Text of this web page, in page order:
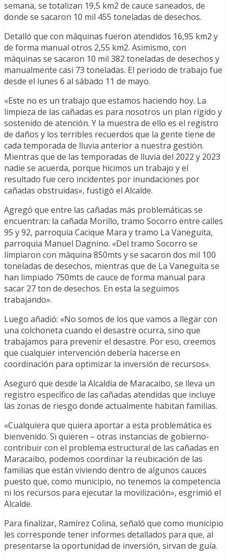
semana, se totalizan 19,5 km2 de cauce saneados, de
donde se sacaron 10 mil 455 toneladas de desechos.
Detalló que con máquinas fueron atendidos 16,95 km2 y
de forma manual otros 2,55 km2. Asimismo, con
máquinas se sacaron 10 mil 382 toneladas de desechos y
manualmente casi 73 toneladas. El periodo de trabajo fue
desde el lunes 6 al sábado 11 de mayo.
«Este no es un trabajo que estamos haciendo hoy. La
limpieza de las cañadas es para nosotros un plan rígido y
sostenido de atención. Y la muestra de ello es el registro
de daños y los terribles recuerdos que la gente tiene de
cada temporada de lluvia anterior a nuestra gestión.
Mientras que de las temporadas de lluvia del 2022 y 2023
nadie se acuerda, porque hicimos un trabajo y el
resultado fue cero incidentes por inundaciones por
cañadas obstruidas», fustigó el Alcalde.
Agregó que entre las cañadas más problemáticas se
encuentran: la cañada Morillo, tramo Socorro entre calles
95 y 92, parroquia Cacique Mara y tramo La Vaneguita,
parroquia Manuel Dagnino. «Del tramo Socorro se
limpiaron con máquina 850mts y se sacaron dos mil 100
toneladas de desechos, mientras que de La Vaneguita se
han limpiado 750mts de cauce de forma manual para
sacar 27 ton de desechos. En esta la seguimos
trabajando».
Luego añadió: «No somos de los que vamos a llegar con
una colchoneta cuando el desastre ocurra, sino que
trabajamos para prevenir el desastre. Por eso, creemos
que cualquier intervención debería hacerse en
coordinación para optimizar la inversión de recursos».
Aseguró que desde la Alcaldía de Maracaibo, se lleva un
registro específico de las cañadas atendidas que incluye
las zonas de riesgo donde actualmente habitan familias.
«Cualquiera que quiera aportar a esta problemática es
bienvenido. Si quieren – otras instancias de gobierno-
contribuir con el problema estructural de las cañadas en
Maracaibo, podemos coordinar la reubicación de las
familias que están viviendo dentro de algunos cauces
puesto que, como municipio, no tenemos la competencia
ni los recursos para ejecutar la movilización», esgrimió el
Alcalde.
Para finalizar, Ramírez Colina, señaló que como municipio
les corresponde tener informes detallados para que, al
presentarse la oportunidad de inversión, sirvan de guía.